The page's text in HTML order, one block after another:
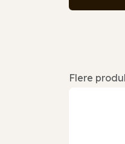
Flere